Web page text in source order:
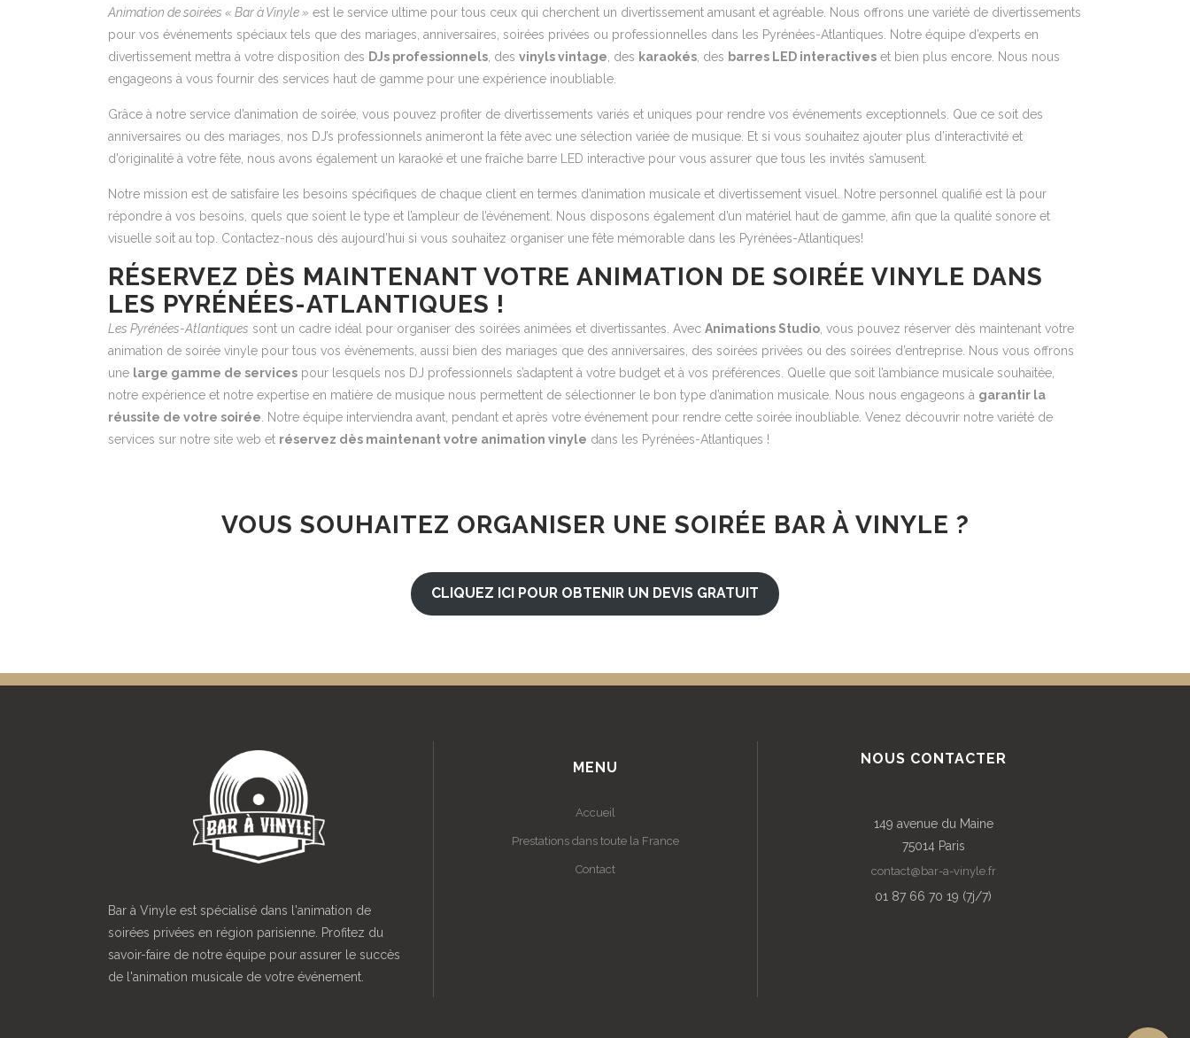
Animation de soirées « Bar à Vinyle » est le service ultime pour tous ceux qui cherchent un divertissement amusant et agréable. Nous offrons une variété de divertissements
pour vos événements spéciaux tels que des mariages, anniversaires, soirées privées ou professionnelles dans les Pyrénées-Atlantiques. Notre équipe d’experts en
divertissement mettra à votre disposition des DJs professionnels , des vinyls vintage , des karaokés , des barres LED interactives et bien plus encore. Nous nous
engageons à vous fournir des services haut de gamme pour une expérience inoubliable.
Grâce à notre service d’animation de soirée, vous pouvez profiter de divertissements variés et uniques pour rendre vos événements exceptionnels. Que ce soit des
anniversaires ou des mariages, nos DJ’s professionnels animeront la fête avec une sélection variée de musique. Et si vous souhaitez ajouter plus d’interactivité et
d’originalité à votre fête, nous avons également un karaoké et une fraîche barre LED interactive pour vous assurer que tous les invités s’amusent.
Notre mission est de satisfaire les besoins spécifiques de chaque client en termes d’animation musicale et divertissement visuel. Notre personnel qualifié est là pour
répondre à vos besoins, quels que soient le type et l’ampleur de l’événement. Nous disposons également d’un matériel haut de gamme, afin que la qualité sonore et
visuelle soit au top. Contactez-nous dès aujourd’hui si vous souhaitez organiser une fête mémorable dans les Pyrénées-Atlantiques!
RÉSERVEZ DÈS MAINTENANT VOTRE ANIMATION DE SOIRÉE VINYLE DANS
LES PYRÉNÉES-ATLANTIQUES !
Les Pyrénées-Atlantiques sont un cadre idéal pour organiser des soirées animées et divertissantes. Avec Animations Studio , vous pouvez réserver dès maintenant votre
animation de soirée vinyle pour tous vos évènements, aussi bien des mariages que des anniversaires, des soirées privées ou des soirées d’entreprise. Nous vous offrons
une large gamme de services pour lesquels nos DJ professionnels s’adaptent à votre budget et à vos préférences. Quelle que soit l’ambiance musicale souhaitée,
notre expérience et notre expertise en matière de musique nous permettent de sélectionner le bon type d’animation musicale. Nous nous engageons à garantir la
réussite de votre soirée . Notre équipe interviendra avant, pendant et après votre événement pour rendre cette soirée inoubliable. Venez découvrir notre variété de
services sur notre site web et réservez dès maintenant votre animation vinyle dans les Pyrénées-Atlantiques !
VOUS SOUHAITEZ ORGANISER UNE SOIRÉE BAR À VINYLE ?
CLIQUEZ ICI POUR OBTENIR UN DEVIS GRATUIT
Bar à Vinyle est spécialisé dans l'animation de
soirées privées en région parisienne. Profitez du
savoir-faire de notre équipe pour assurer le succès
de l'animation musicale de votre événement.
MENU
Accueil
Prestations dans toute la France
Contact
NOUS CONTACTER
149 avenue du Maine
75014 Paris
contact@bar-a-vinyle.fr
01 87 66 70 19 (7j/7)